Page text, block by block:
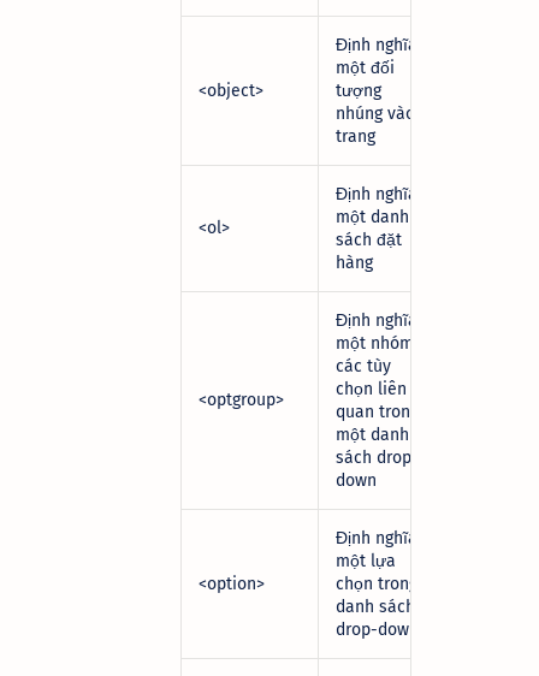
<object>
Định nghĩa
một đối
tượng
nhúng vào
trang
<ol>
Định nghĩa
một danh
sách đặt
hàng
<optgroup>
Định nghĩa
một nhóm
các tùy
chọn liên
quan trong
một danh
sách drop-
down
<option>
Định nghĩa
một lựa
chọn trong
danh sách
drop-down